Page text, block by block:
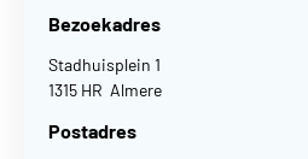
Bezoekadres
Stadhuisplein 1
1315 HR Almere
Postadres